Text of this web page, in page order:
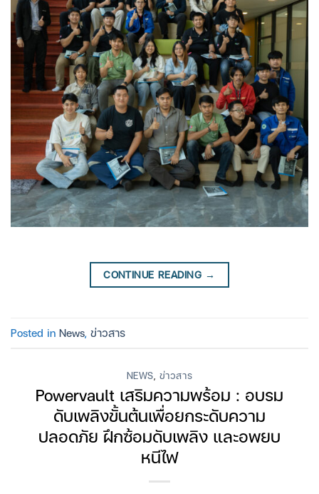
CONTINUE READING →
Posted in News, ข่าวสาร
NEWS, ข่าวสาร
Powervault เสริมความพร้อม : อบรม
ดับเพลิงขั้นต้นเพื่อยกระดับความ
ปลอดภัย ฝึกซ้อมดับเพลิง และอพยบ
หนีไฟ